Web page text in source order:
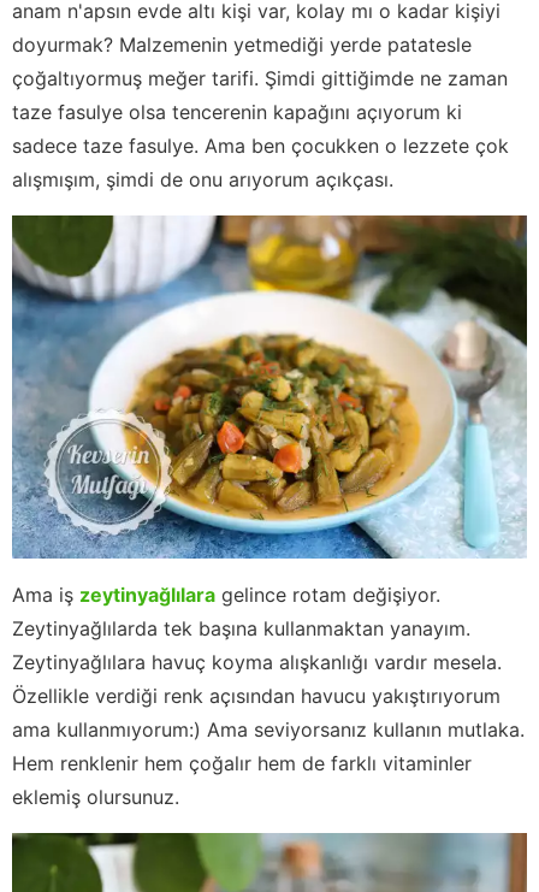
anam n'apsın evde altı kişi var, kolay mı o kadar kişiyi
doyurmak? Malzemenin yetmediği yerde patatesle
çoğaltıyormuş meğer tarifi. Şimdi gittiğimde ne zaman
taze fasulye olsa tencerenin kapağını açıyorum ki
sadece taze fasulye. Ama ben çocukken o lezzete çok
alışmışım, şimdi de onu arıyorum açıkçası.
Ama iş zeytinyağlılara gelince rotam değişiyor.
Zeytinyağlılarda tek başına kullanmaktan yanayım.
Zeytinyağlılara havuç koyma alışkanlığı vardır mesela.
Özellikle verdiği renk açısından havucu yakıştırıyorum
ama kullanmıyorum:) Ama seviyorsanız kullanın mutlaka.
Hem renklenir hem çoğalır hem de farklı vitaminler
eklemiş olursunuz.